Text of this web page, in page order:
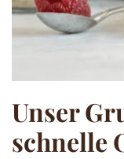
Unser
schnelle